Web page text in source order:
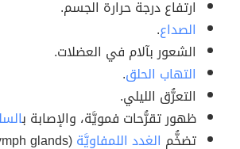
ارتفاع درجة حرارة الجسم.
الصداع.
الشعور بآلام في العضلات.
التهاب الحلق.
التعرُّق الليلي.
ظهور تقرُّحات فمويَّة، والإصابة ب
تضخُّم الغدد اللمفاويَّة(Lymph glands).